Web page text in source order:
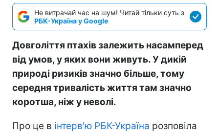
Не витрачай час на шум! Читай тільки суть з
РБК-Україна у Google
Довголіття птахів залежить насамперед
від умов, у яких вони живуть. У дикій
природі ризиків значно більше, тому
середня тривалість життя там значно
коротша, ніж у неволі.
Про це в інтерв'ю РБК-Україна розповіла